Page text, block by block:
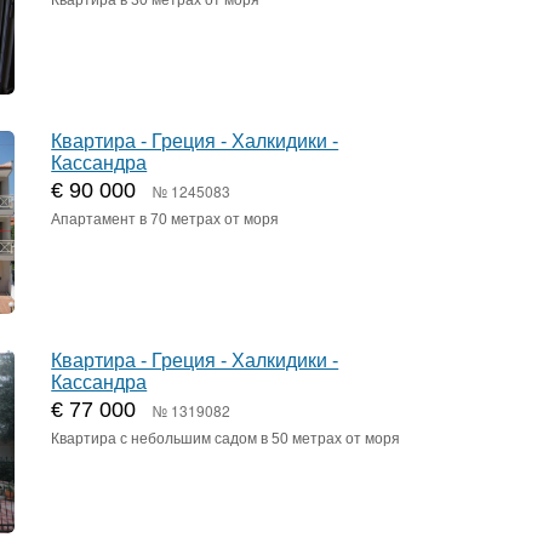
Квартира - Греция - Халкидики -
Кассандра
€ 90 000 № 1245083
Апартамент в 70 метрах от моря
Квартира - Греция - Халкидики -
Кассандра
€ 77 000 № 1319082
Квартира с небольшим садом в 50 метрах от моря